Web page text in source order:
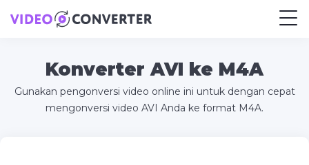
Konverter AVI ke M4A
Gunakan pengonversi video online ini untuk dengan cepat
mengonversi video AVI Anda ke format M4A.